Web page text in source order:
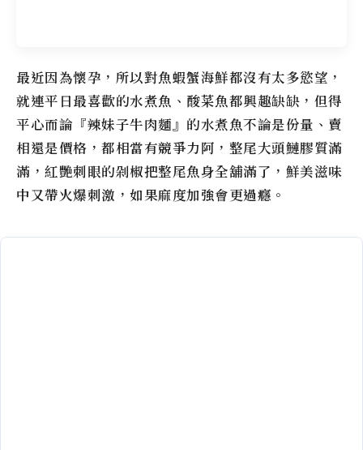
最近因為懷孕，所以對魚蝦蟹海鮮都沒有太多慾望，
就連平日最喜歡的水煮魚、酸菜魚都興趣缺缺，但得
平心而論『辣妹子牛肉麵』的水煮魚不論是份量、賣
相還是價格，都相當有競爭力阿，整尾大頭鰱膠質滿
滿，紅艷刺眼的剁椒把整尾魚身全舖滿了，鮮美滋味
中又帶火爆刺激，如果麻度加強會更過癮。